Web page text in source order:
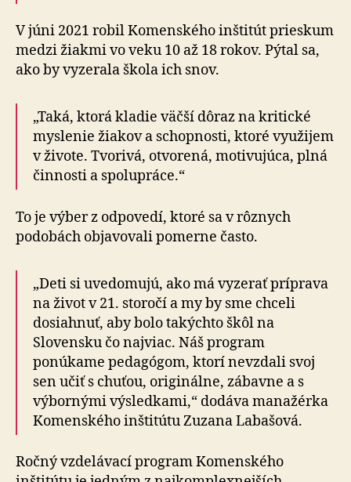
V júni 2021 robil Komenského inštitút prieskum
medzi žiakmi vo veku 10 až 18 rokov. Pýtal sa,
ako by vyzerala škola ich snov.
„Taká, ktorá kladie väčší dôraz na kritické
myslenie žiakov a schopnosti, ktoré využijem
v živote. Tvorivá, otvorená, motivujúca, plná
činnosti a spolupráce.“
To je výber z odpovedí, ktoré sa v rôznych
podobách objavovali pomerne často.
„Deti si uvedomujú, ako má vyzerať príprava
na život v 21. storočí a my by sme chceli
dosiahnuť, aby bolo takýchto škôl na
Slovensku čo najviac. Náš program
ponúkame pedagógom, ktorí nevzdali svoj
sen učiť s chuťou, originálne, zábavne a s
výbornými výsledkami,“ dodáva manažérka
Komenského inštitútu Zuzana Labašová.
Ročný vzdelávací program Komenského